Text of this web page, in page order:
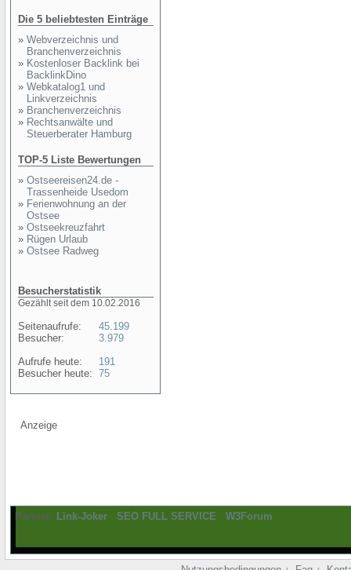
Die 5 beliebtesten Einträge
» Webverzeichnis und
Branchenverzeichnis
» Kostenloser Backlink bei
BacklinkDino
» Webkatalog1 und
Linkverzeichnis
» Branchenverzeichnis
» Rechtsanwälte und
Steuerberater Hamburg
TOP-5 Liste Bewertungen
» Ostseereisen24.de -
Trassenheide Usedom
» Ferienwohnung an der
Ostsee
» Ostseekreuzfahrt
» Rügen Urlaub
» Ostsee Radweg
Besucherstatistik
Gezählt seit dem 10.02.2016
Seitenaufrufe:
Besucher:
Aufrufe heute:
Besucher heute:
45.199
3.979
191
75
Anzeige
Partner: Link-Joker - SEO FULL SERVICE - W3Forum